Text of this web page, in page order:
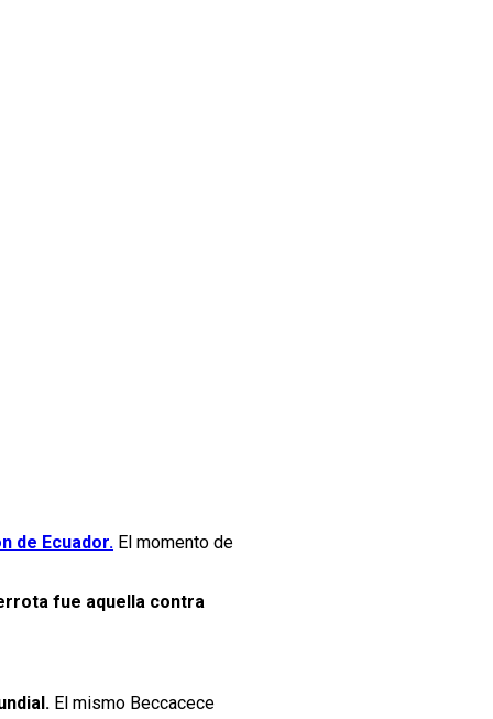
de Ecuador. El momento de
fue aquella contra
El mismo Beccacece